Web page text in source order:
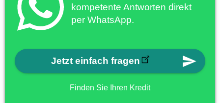
kompetente Antworten direkt
per WhatsApp.
Jetzt einfach fragen
Finden Sie Ihren Kredit